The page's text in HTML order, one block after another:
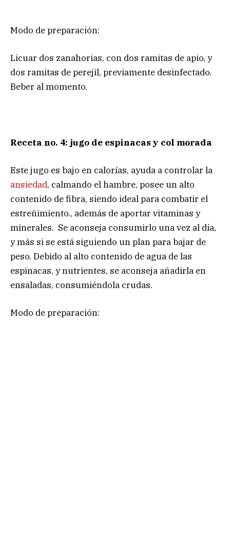
Modo de preparación:
Licuar dos zanahorias, con dos ramitas de apio, y
dos ramitas de perejil, previamente desinfectado.
Beber al momento.
Receta no. 4: jugo de espinacas y col morada
Este jugo es bajo en calorías, ayuda a controlar la
ansiedad, calmando el hambre, posee un alto
contenido de fibra, siendo ideal para combatir el
estreñimiento., además de aportar vitaminas y
minerales. Se aconseja consumirlo una vez al día,
y más si se está siguiendo un plan para bajar de
peso. Debido al alto contenido de agua de las
espinacas, y nutrientes, se aconseja añadirla en
ensaladas, consumiéndola crudas.
Modo de preparación: